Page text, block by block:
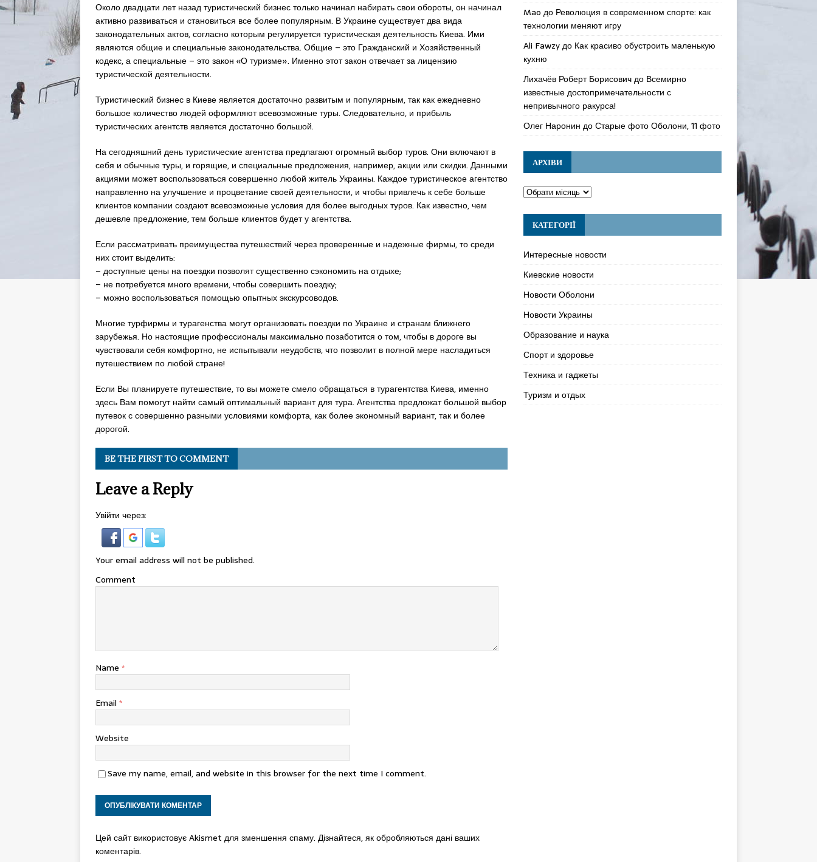
Около двадцати лет назад туристический бизнес только начинал набирать свои обороты, он начинал
активно развиваться и становиться все более популярным. В Украине существует два вида
законодательных актов, согласно которым регулируется туристическая деятельность Киева. Ими
являются общие и специальные законодательства. Общие – это Гражданский и Хозяйственный
кодекс, а специальные – это закон «О туризме». Именно этот закон отвечает за лицензию
туристической деятельности.
Туристический бизнес в Киеве является достаточно развитым и популярным, так как ежедневно
большое количество людей оформляют всевозможные туры. Следовательно, и прибыль
туристических агентств является достаточно большой.
На сегодняшний день туристические агентства предлагают огромный выбор туров. Они включают в
себя и обычные туры, и горящие, и специальные предложения, например, акции или скидки. Данными
акциями может воспользоваться совершенно любой житель Украины. Каждое туристическое агентство
направленно на улучшение и процветание своей деятельности, и чтобы привлечь к себе больше
клиентов компании создают всевозможные условия для более выгодных туров. Как известно, чем
дешевле предложение, тем больше клиентов будет у агентства.
Если рассматривать преимущества путешествий через проверенные и надежные фирмы, то среди
них стоит выделить:
– доступные цены на поездки позволят существенно сэкономить на отдыхе;
– не потребуется много времени, чтобы совершить поездку;
– можно воспользоваться помощью опытных экскурсоводов.
Многие турфирмы и турагенства могут организовать поездки по Украине и странам ближнего
зарубежья. Но настоящие профессионалы максимально позаботится о том, чтобы в дороге вы
чувствовали себя комфортно, не испытывали неудобств, что позволит в полной мере насладиться
путешествием по любой стране!
Если Вы планируете путешествие, то вы можете смело обращаться в турагентства Киева, именно
здесь Вам помогут найти самый оптимальный вариант для тура. Агентства предложат большой выбор
путевок с совершенно разными условиями комфорта, как более экономный вариант, так и более
дорогой.
BE THE FIRST TO COMMENT
Leave a Reply
Увійти через:
Your email address will not be published.
Comment
Name *
Email *
Website
Save my name, email, and website in this browser for the next time I comment.
Цей сайт використовує Akismet для зменшення спаму. Дізнайтеся, як обробляються дані ваших
коментарів.
Mao до Революция в современном спорте: как
технологии меняют игру
Ali Fawzyдо Как красиво обустроить маленькую
кухню
Лихачёв Роберт Борисовичдо Всемирно
известные достопримечательности с
непривычного ракурса!
Олег Наронин доСтарые фото Оболони, 11 фото
АРХІВИ
КАТЕГОРІЇ
Интересные новости
Киевские новости
Новости Оболони
Новости Украины
Образование и наука
Спорт и здоровье
Техника и гаджеты
Туризм и отдых